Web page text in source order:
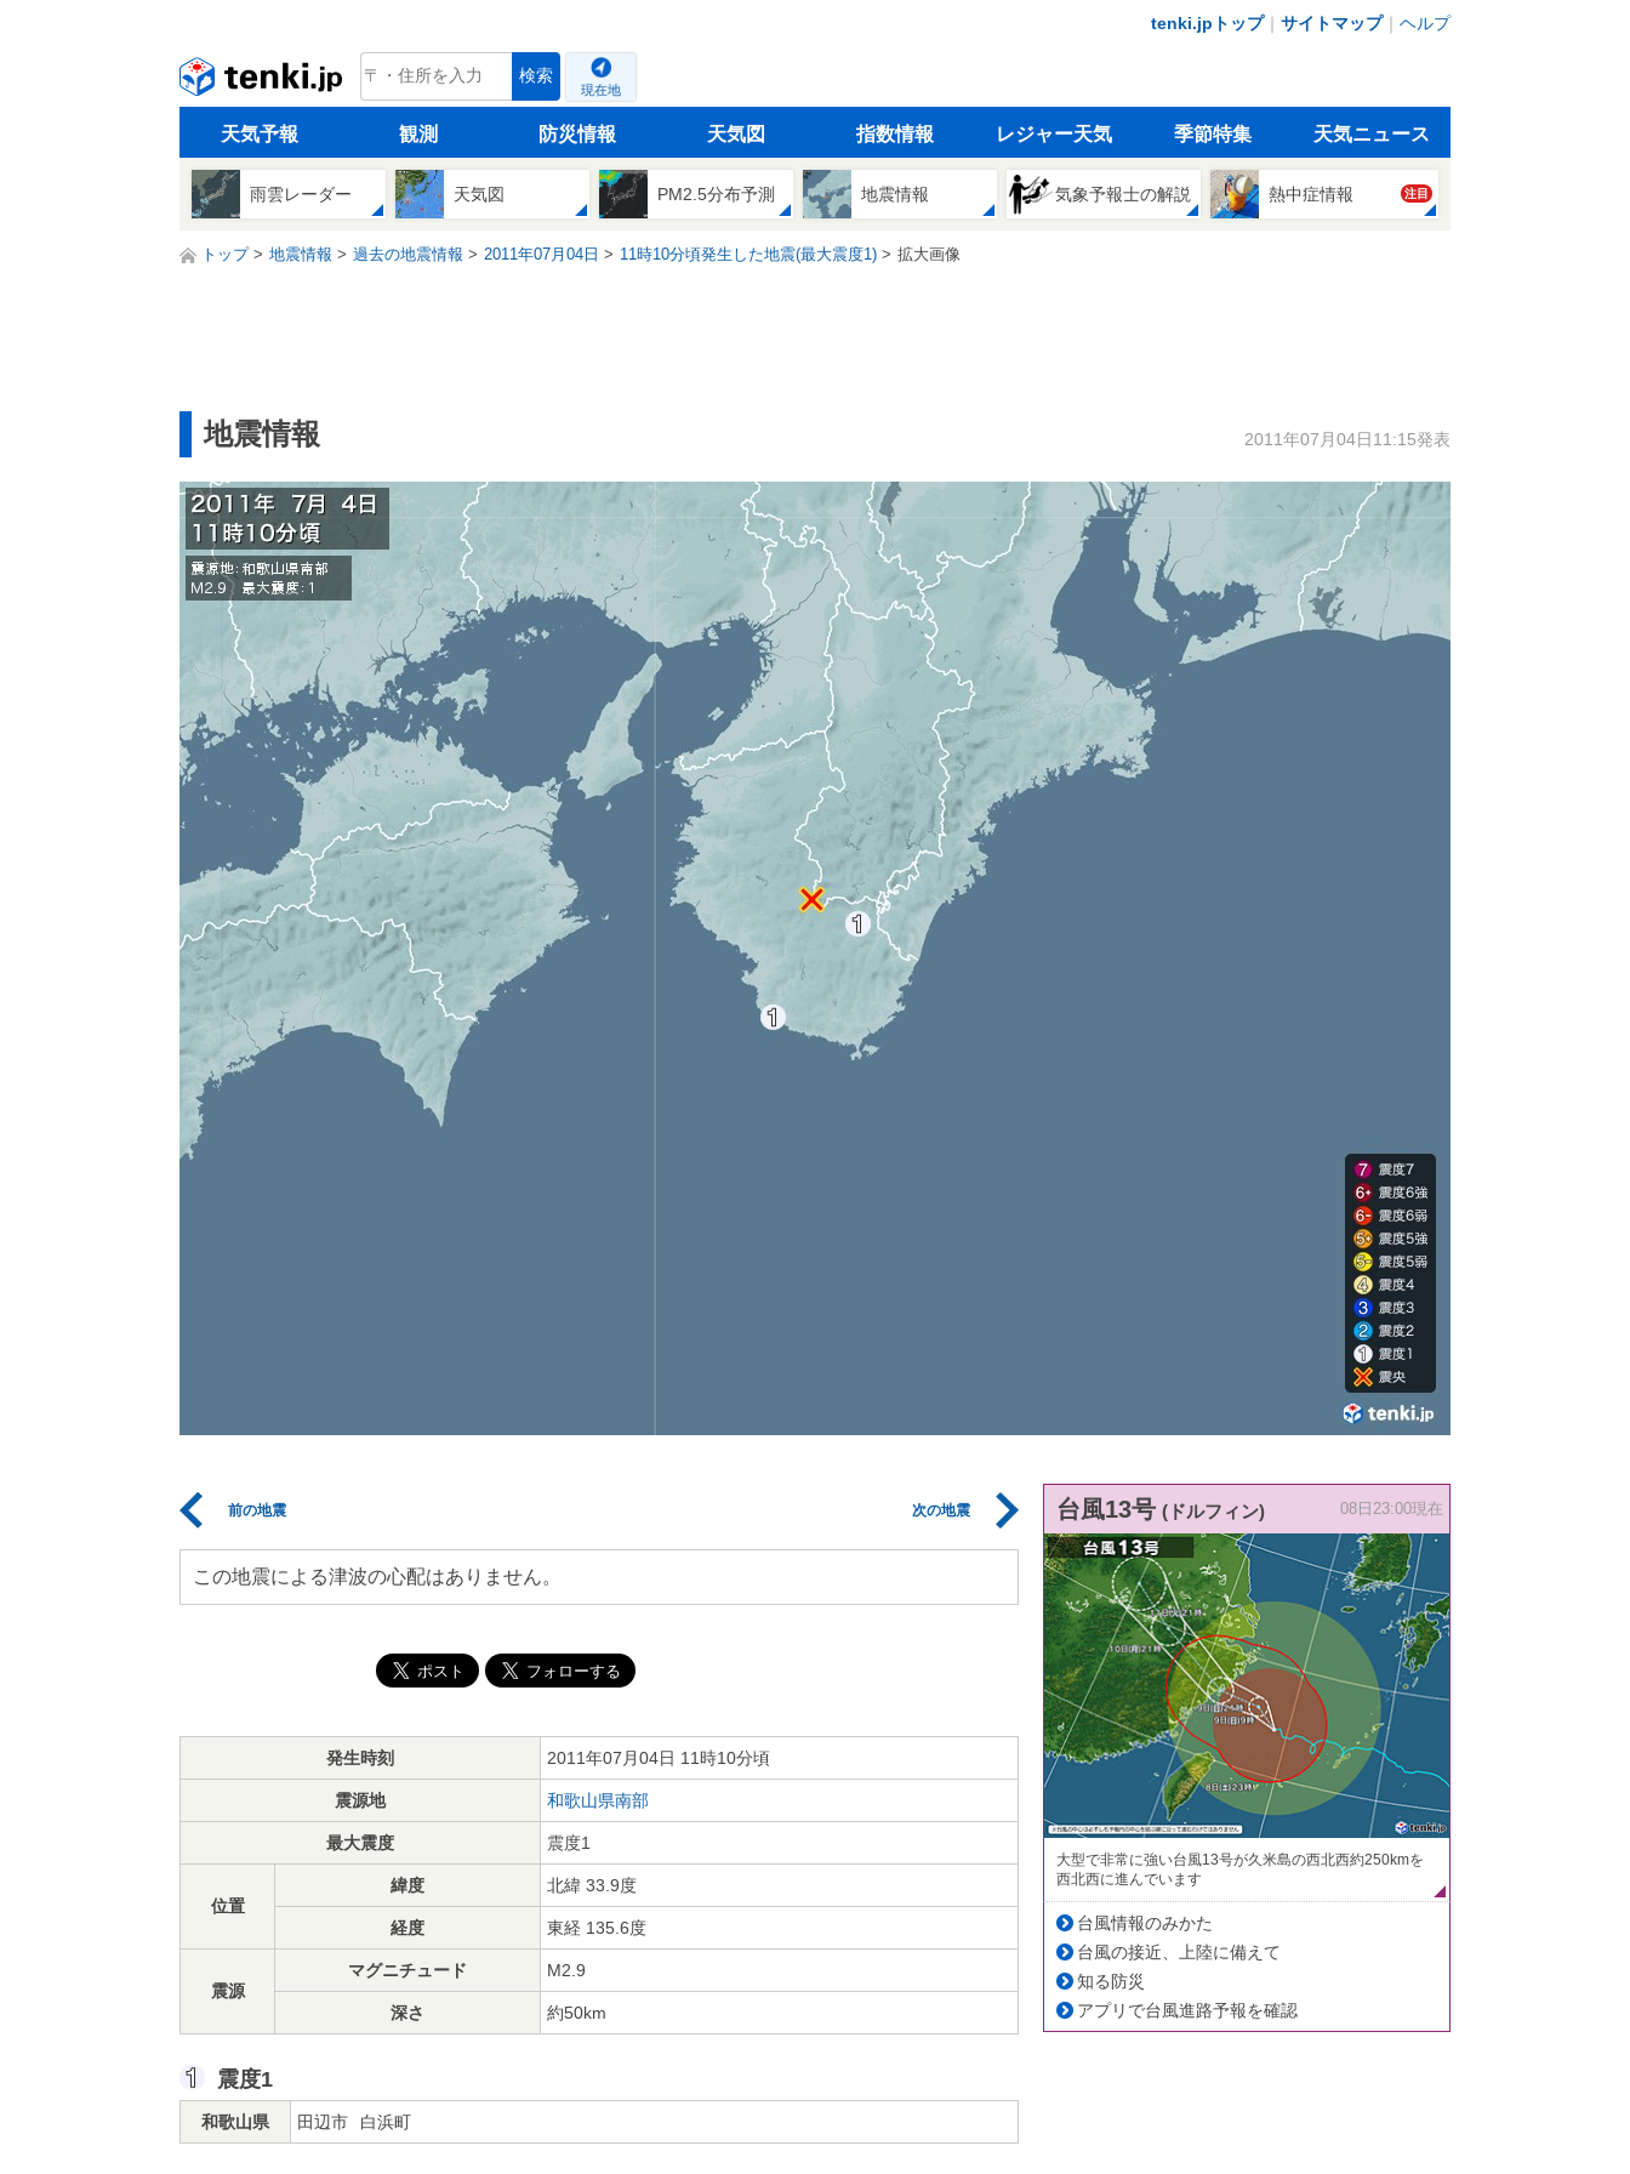
tenki.jpトップ｜ サイトマップ｜ ヘルプ
tenki.jp 検索
現在地
天気予報 観測 防災情報 天気図 指数情報 レジャー天気 季節特集 天気ニュース
雨雲レーダー 天気図 PM2.5分布予測 地震情報 気象予報士の解説 熱中症情報 注目
トップ 地震情報 過去の地震情報 2011年07月04日 11時10分頃発生した地震(最大震度1) 拡大画像
地震情報 2011年07月04日11:15発表
前の地震 次の地震
この地震による津波の心配はありません。
発生時刻 2011年07月04日 11時10分頃
震源地 和歌山県南部
最大震度 震度1
位置
緯度 北緯 33.9度
経度 東経 135.6度
震源
マグニチュード M2.9
深さ 約50km
震度1
和歌山県 田辺市 白浜町
台風13号 (ドルフィン) 08日23:00現在
大型で非常に強い台風13号が久米島の西北西約250kmを
西北西に進んでいます
台風情報のみかた
台風の接近、上陸に備えて
知る防災
アプリで台風進路予報を確認